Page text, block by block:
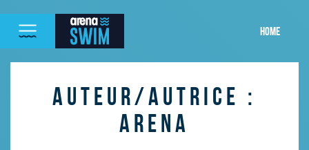
HOME
AUTEUR/AUTRICE :
ARENA